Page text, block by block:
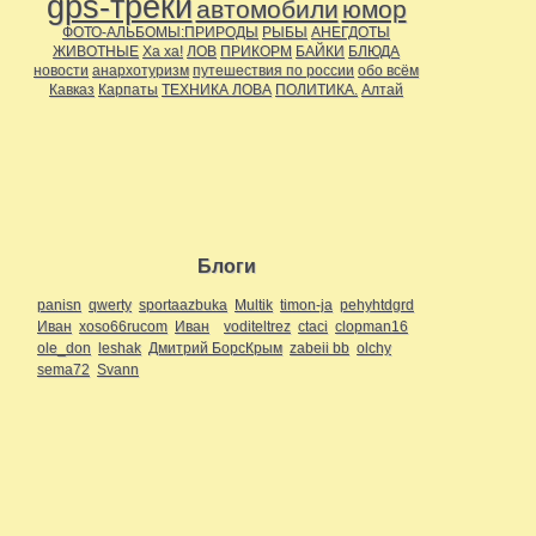
gps-треки автомобили юмор
ФОТО-АЛЬБОМЫ:ПРИРОДЫ РЫБЫ АНЕГДОТЫ
ЖИВОТНЫЕ Ха ха! ЛОВ ПРИКОРМ БАЙКИ БЛЮДА
новости анархотуризм путешествия по россии обо всём
Кавказ Карпаты ТЕХНИКА ЛОВА ПОЛИТИКА. Алтай
Блоги
panisn qwerty sportaazbuka Multik timon-ja pehyhtdgrd
Иван xoso66rucom Иван voditeltrez ctaci clopman16
ole_don leshak Дмитрий БорсКрым zabeii bb olchy
sema72 Svann